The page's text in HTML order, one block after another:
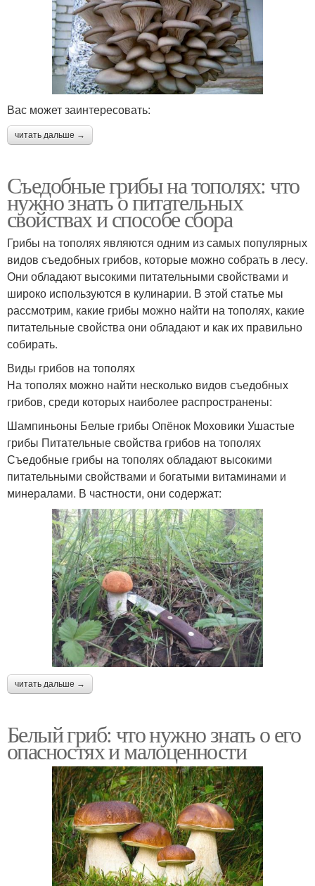
Вас может заинтересовать:
читать дальше →
Съедобные грибы на тополях: что
нужно знать о питательных
свойствах и способе сбора
Грибы на тополях являются одним из самых популярных
видов съедобных грибов, которые можно собрать в лесу.
Они обладают высокими питательными свойствами и
широко используются в кулинарии. В этой статье мы
рассмотрим, какие грибы можно найти на тополях, какие
питательные свойства они обладают и как их правильно
собирать.
Виды грибов на тополях
На тополях можно найти несколько видов съедобных
грибов, среди которых наиболее распространены:
Шампиньоны Белые грибы Опёнок Моховики Ушастые
грибы Питательные свойства грибов на тополях
Съедобные грибы на тополях обладают высокими
питательными свойствами и богатыми витаминами и
минералами. В частности, они содержат:
читать дальше →
Белый гриб: что нужно знать о его
опасностях и малоценности